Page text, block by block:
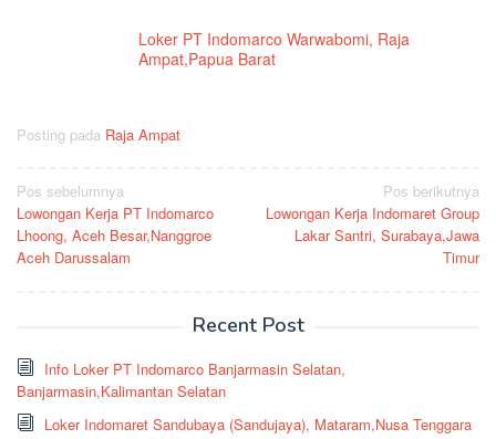
Loker PT Indomarco Warwabomi, Raja
Ampat,Papua Barat
Posting pada Raja Ampat
Navigasi
pos
Pos sebelumnya
Lowongan Kerja PT Indomarco
Lhoong, Aceh Besar,Nanggroe
Aceh Darussalam
Pos berikutnya
Lowongan Kerja Indomaret Group
Lakar Santri, Surabaya,Jawa
Timur
Recent Post
Info Loker PT Indomarco Banjarmasin Selatan,
Banjarmasin,Kalimantan Selatan
Loker Indomaret Sandubaya (Sandujaya), Mataram,Nusa Tenggara